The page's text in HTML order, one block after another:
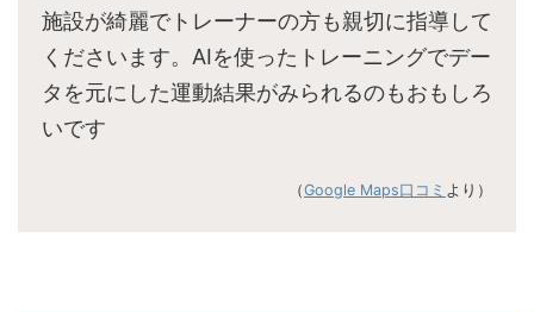
施設が綺麗でトレーナーの方も親切に指導して
くださいます。AIを使ったトレーニングでデー
タを元にした運動結果がみられるのもおもしろ
いです
（Google Maps口コミ より）